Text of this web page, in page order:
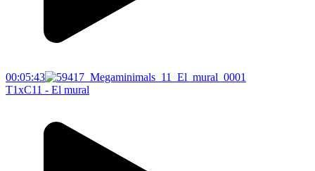
00:05:43
T1xC11 - El mural